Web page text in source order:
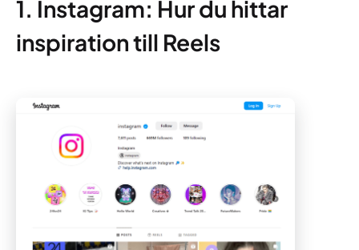
1. Instagram: Hur du hittar
inspiration till Reels